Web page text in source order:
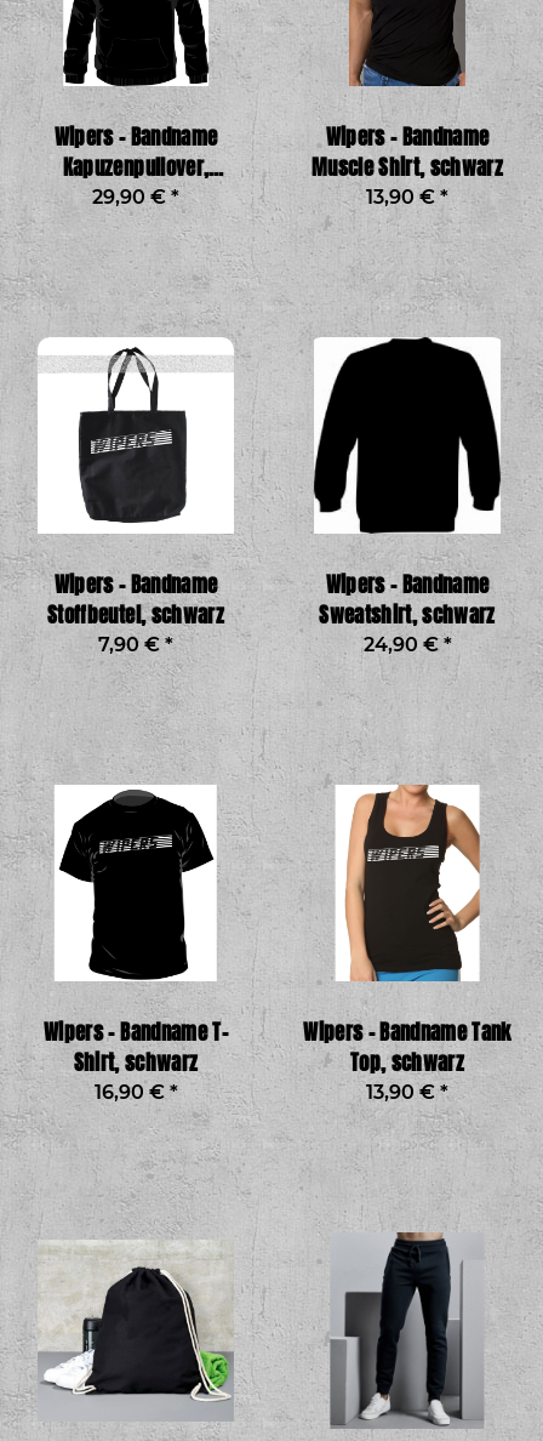
Wipers – Bandname
Kapuzenpullover,
schwarz
29,90 €*
Wipers – Bandname
Muscle Shirt, schwarz
13,90 € *
Wipers – Bandname
Stoffbeutel, schwarz
7,90 €*
Wipers – Bandname
Sweatshirt, schwarz
24,90 €*
Wipers – Bandname T-
Shirt, schwarz
16,90 € *
Wipers – Bandname Tank
Top, schwarz
13,90 € *